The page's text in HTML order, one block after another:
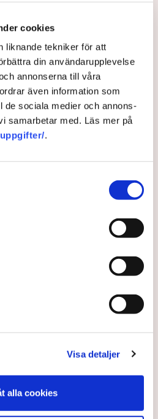
cookies
liknande tekniker för att
din användarupplevelse
annonserna till våra
även information som
de sociala medier och annons-
samarbetar med. Läs mer på
.
Visa detaljer
alla cookies
inte som ett inhägnat
att allemansrätten i
Men den rätten har sina
grundlagsskyddad även på
ger inte rätt att blockera
eller förstöra
Anna-Lena Mann.
en utredning direkt på plats
nyss har avslutats, samt
fröspridningen är
anledningen till att vi nu
för att dokumentera och säkra
Allemansrätten
Brott